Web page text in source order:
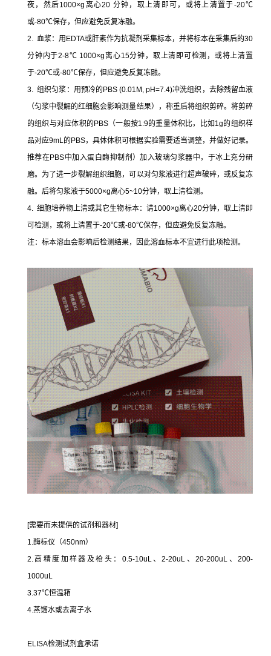
夜，然后1000×g离心20 分钟，取上清即可，或将上清置于-20℃
或-80℃保存，但应避免反复冻融。
2. 血浆：用EDTA或肝素作为抗凝剂采集标本，并将标本在采集后的30
分钟内于2-8℃ 1000×g离心15分钟，取上清即可检测，或将上清置
于-20℃或-80℃保存，但应避免反复冻融。
3. 组织匀浆：用预冷的PBS (0.01M, pH=7.4)冲洗组织，去除残留血液
（匀浆中裂解的红细胞会影响测量结果），称重后将组织剪碎。将剪碎
的组织与对应体积的PBS（一般按1:9的重量体积比，比如1g的组织样
品对应9mL的PBS，具体体积可根据实验需要适当调整，并做好记录。
推荐在PBS中加入蛋白酶抑制剂）加入玻璃匀浆器中，于冰上充分研
磨。为了进一步裂解组织细胞，可以对匀浆液进行超声破碎，或反复冻
融。后将匀浆液于5000×g离心5~10分钟，取上清检测。
4. 细胞培养物上清或其它生物标本：请1000×g离心20分钟，取上清即
可检测，或将上清置于-20℃或-80℃保存，但应避免反复冻融。
注：标本溶血会影响后检测结果，因此溶血标本不宜进行此项检测。
[需要而未提供的试剂和器材]
1.酶标仪（450nm）
2.高精度加样器及枪头：0.5-10uL、2-20uL、20-200uL、200-
1000uL
3.37℃恒温箱
4.蒸馏水或去离子水
ELISA检测试剂盒承诺